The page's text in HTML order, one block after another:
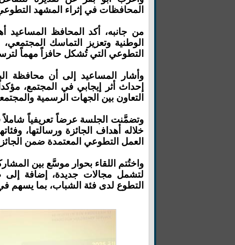
المحافظات في إثراء المشهد
من جانبه، أكد المحافظ المساعيد
الوطنية وتعزيز التماسك
التطوعي التي تُشكل حافزاً مهماً
وأشار المساعيد إلى أن محافظة
إحداث أثر إيجابي في المجتمع،
التعاون بين الجهات الرسمية
وتضمَّنت الجلسة عرضاً تعريفياً
خلاله أهداف الجائزة ورسالتها،
العمل التطوعي المعتمدة ضمن
واختُتم اللقاء بحوار موسَّع بين
لتشمل مجالات جديدة، إضافة إلى
التطوع لدى فئة الشباب، بما يسهم